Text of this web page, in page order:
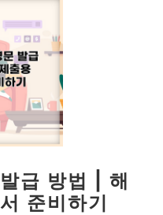
급 방법 | 해
준비하기